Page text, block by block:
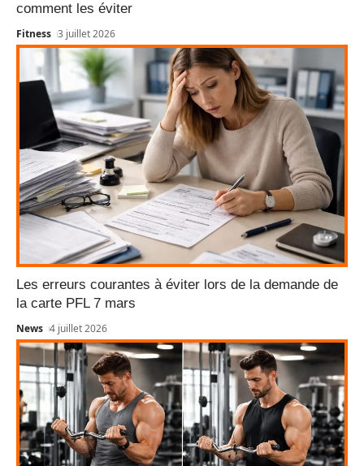
comment les éviter
Fitness 3 juillet 2026
Les erreurs courantes à éviter lors de la demande de
la carte PFL 7 mars
News 4 juillet 2026